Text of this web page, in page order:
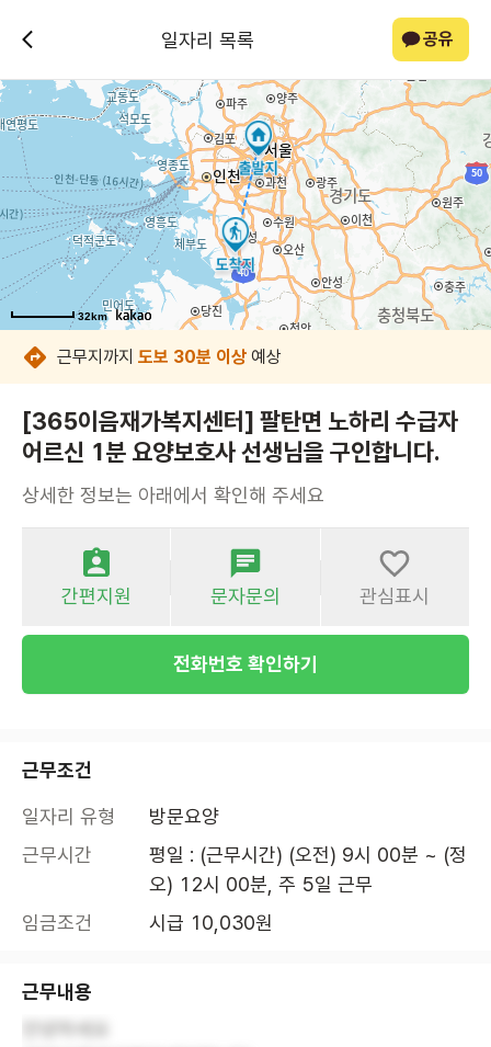
일자리 목록 공유
32km
32km
32km
32km
32km
32km
32km
32km
근무지까지 도보 30분 이상 예상
[365이음재가복지센터] 팔탄면 노하리 수급자
어르신 1분 요양보호사 선생님을 구인합니다.
상세한 정보는 아래에서 확인해 주세요
간편지원 문자문의 관심표시
전화번호 확인하기
근무조건
일자리 유형
방문요양
근무시간
평일 : (근무시간) (오전) 9시 00분 ~ (정
오) 12시 00분, 주 5일 근무
임금조건
시급 10,030원
근무내용